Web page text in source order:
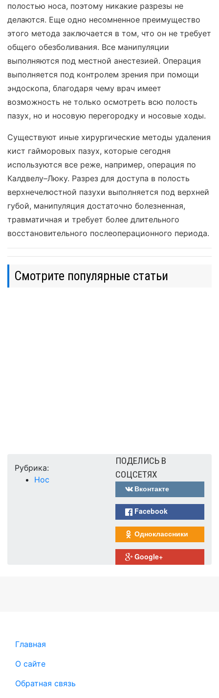
полостью носа, поэтому никакие разрезы не
делаются. Еще одно несомненное преимущество
этого метода заключается в том, что он не требует
общего обезболивания. Все манипуляции
выполняются под местной анестезией. Операция
выполняется под контролем зрения при помощи
эндоскопа, благодаря чему врач имеет
возможность не только осмотреть всю полость
пазух, но и носовую перегородку и носовые ходы.
Существуют иные хирургические методы удаления
кист гайморовых пазух, которые сегодня
используются все реже, например, операция по
Калдвелу–Люку. Разрез для доступа в полость
верхнечелюстной пазухи выполняется под верхней
губой, манипуляция достаточно болезненная,
травматичная и требует более длительного
восстановительного послеоперационного периода.
Смотрите популярные статьи
Рубрика:
Нос
ПОДЕЛИСЬ В
СОЦСЕТЯХ
Вконтакте
Facebook
Одноклассники
Google+
Главная
О сайте
Обратная связь